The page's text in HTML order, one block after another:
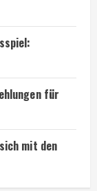
für
mit den